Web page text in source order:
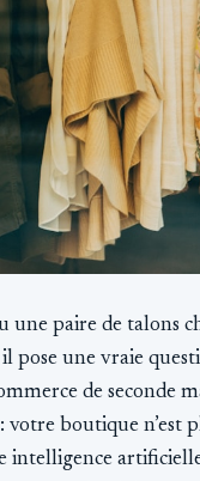
une paire de talons
pose une vraie
de seconde
boutique n’est
intelligence